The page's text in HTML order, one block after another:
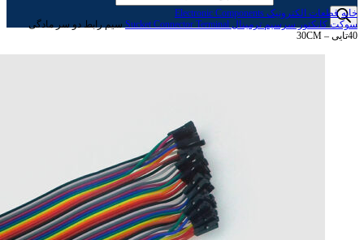
خانه قطعات الکترونیک Electronic Components
سوکت کانکتور سرسیم ترمینال Sucket Connector Terminal
سیم رابط دو سر مادگی
40تایی – 30CM